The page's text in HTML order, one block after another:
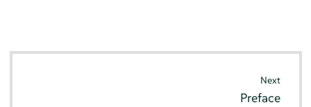
Next
Preface